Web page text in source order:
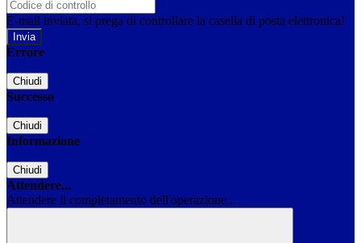
E-mail inviata, si prega di controllare la casella di posta elettronica!
Errore
Chiudi
Successo
Chiudi
Informazione
Chiudi
Attendere...
Attendere il completamento dell'operazione...